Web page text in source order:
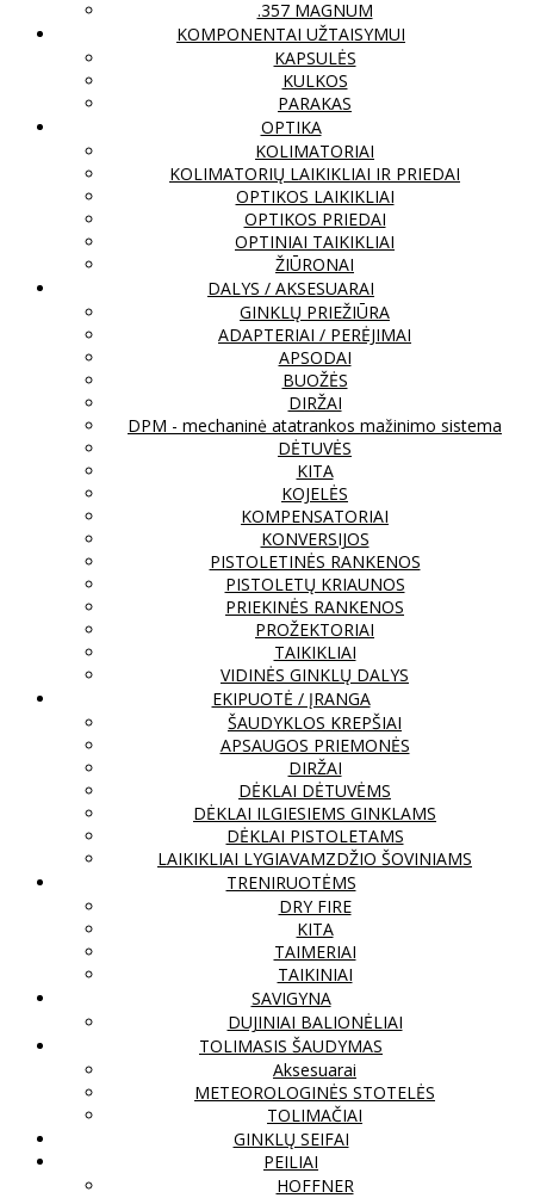
.357 MAGNUM
KOMPONENTAI UŽTAISYMUI
KAPSULĖS
KULKOS
PARAKAS
OPTIKA
KOLIMATORIAI
KOLIMATORIŲ LAIKIKLIAI IR PRIEDAI
OPTIKOS LAIKIKLIAI
OPTIKOS PRIEDAI
OPTINIAI TAIKIKLIAI
ŽIŪRONAI
DALYS / AKSESUARAI
GINKLŲ PRIEŽIŪRA
ADAPTERIAI / PERĖJIMAI
APSODAI
BUOŽĖS
DIRŽAI
DPM - mechaninė atatrankos mažinimo sistema
DĖTUVĖS
KITA
KOJELĖS
KOMPENSATORIAI
KONVERSIJOS
PISTOLETINĖS RANKENOS
PISTOLETŲ KRIAUNOS
PRIEKINĖS RANKENOS
PROŽEKTORIAI
TAIKIKLIAI
VIDINĖS GINKLŲ DALYS
EKIPUOTĖ / ĮRANGA
ŠAUDYKLOS KREPŠIAI
APSAUGOS PRIEMONĖS
DIRŽAI
DĖKLAI DĖTUVĖMS
DĖKLAI ILGIESIEMS GINKLAMS
DĖKLAI PISTOLETAMS
LAIKIKLIAI LYGIAVAMZDŽIO ŠOVINIAMS
TRENIRUOTĖMS
DRY FIRE
KITA
TAIMERIAI
TAIKINIAI
SAVIGYNA
DUJINIAI BALIONĖLIAI
TOLIMASIS ŠAUDYMAS
Aksesuarai
METEOROLOGINĖS STOTELĖS
TOLIMAČIAI
GINKLŲ SEIFAI
PEILIAI
HOFFNER